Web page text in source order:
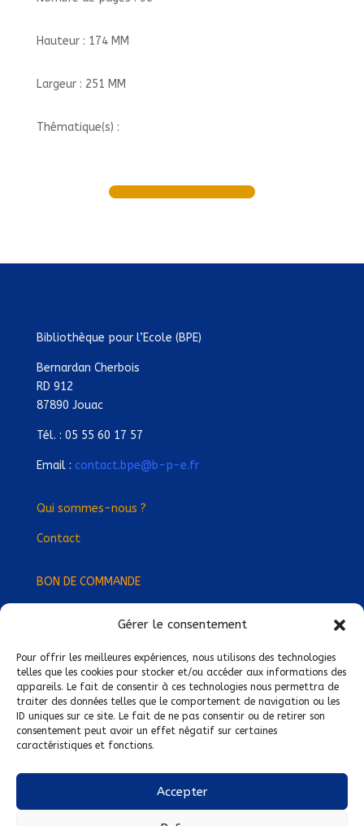
Gérer le consentement
Pour offrir les meilleures expériences, nous utilisons des technologies
telles que les cookies pour stocker et/ou accéder aux informations des
appareils. Le fait de consentir à ces technologies nous permettra de
traiter des données telles que le comportement de navigation ou les
ID uniques sur ce site. Le fait de ne pas consentir ou de retirer son
consentement peut avoir un effet négatif sur certaines
caractéristiques et fonctions.
Accepter
Hauteur : 174 MM
Largeur : 251 MM
Thématique(s) :
Bibliothèque pour l’Ecole (BPE)
Bernardan Cherbois
RD 912
87890 Jouac
Tél. : 05 55 60 17 57
Email : contact.bpe@b-p-e.fr
Qui sommes-nous ?
Contact
BON DE COMMANDE
Devenez Délégué·e Régional·e !
Trouvez-nous près de chez vous !
Mentions légales
Conditions générales de vente
Politique de confidentialité